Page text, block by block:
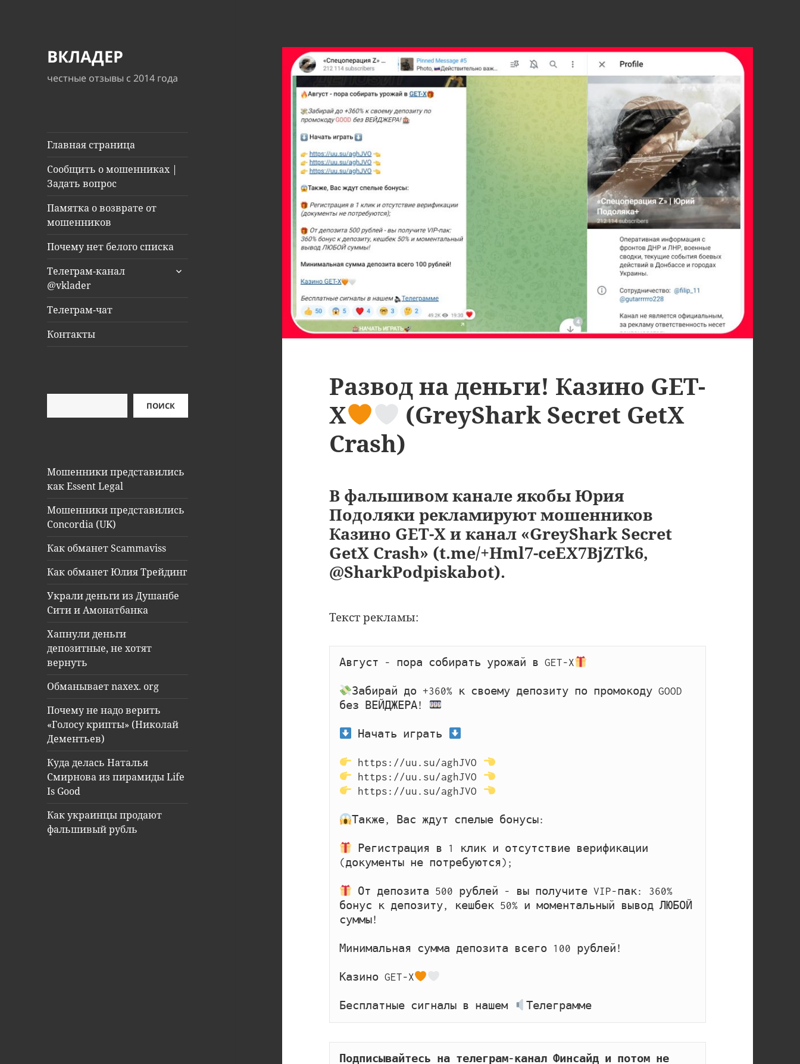
ВКЛАДЕР
честные отзывы с 2014 года
Главная страница
Сообщить о мошенниках |
Задать вопрос
Памятка о возврате от
мошенников
Почему нет белого списка
Телеграм-канал
@vklader
раскрыть
Телеграм-чат
Контакты
ПОИСК
Мошенники представились
как Essent Legal
Мошенники представились
Concordia (UK)
Как обманет Scammaviss
Как обманет Юлия Трейдинг
Украли деньги из Душанбе
Сити и Амонатбанка
Хапнули деньги
депозитные, не хотят
вернуть
Обманывает naxex. org
Почему не надо верить
«Голосу крипты» (Николай
Дементьев)
Куда делась Наталья
Смирнова из пирамиды Life
Is Good
Как украинцы продают
фальшивый рубль
Развод на деньги! Казино GET-
X
(GreyShark Secret GetX
Crash)
В фальшивом канале якобы Юрия
Подоляки рекламируют мошенников
Казино GET-X и канал «GreyShark Secret
GetX Crash» (t.me/+Hml7-ceEX7BjZTk6,
@SharkPodpiskabot).
Текст рекламы:
Август - пора собирать урожай в GET-X
Забирай до +360% к своему депозиту по промокоду GOOD
без ВЕЙДЖЕРА!
Начать играть
https://uu.su/aghJVO
https://uu.su/aghJVO
https://uu.su/aghJVO
Также, Вас ждут спелые бонусы:
Регистрация в 1 клик и отсутствие верификации
(документы не потребуются);
От депозита 500 рублей - вы получите VIP-пак: 360%
бонус к депозиту, кешбек 50% и моментальный вывод ЛЮБОЙ
суммы!
Минимальная сумма депозита всего 100 рублей!
Казино GET-X
Бесплатные сигналы в нашем Телеграмме
Подписывайтесь на телеграм-канал Финсайд и потом не